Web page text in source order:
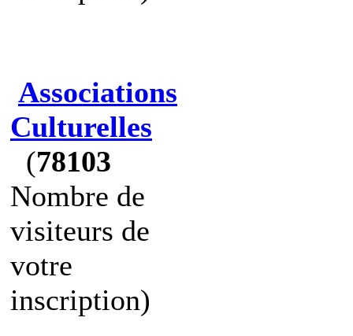
Associations
Culturelles
(78103
Nombre de
visiteurs de
votre
inscription)